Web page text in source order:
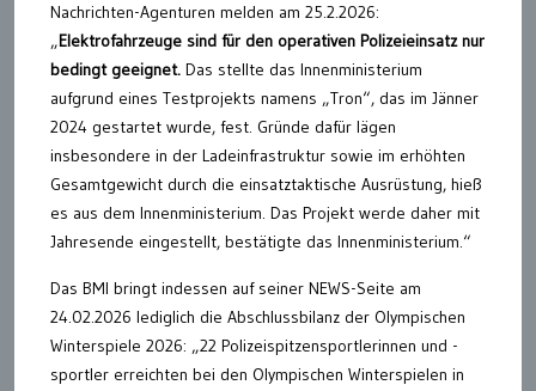
Nachrichten-Agenturen melden am 25.2.2026:
„Elektrofahrzeuge sind für den operativen Polizeieinsatz nur
bedingt geeignet. Das stellte das Innenministerium
aufgrund eines Testprojekts namens „Tron“, das im Jänner
2024 gestartet wurde, fest. Gründe dafür lägen
insbesondere in der Ladeinfrastruktur sowie im erhöhten
Gesamtgewicht durch die einsatztaktische Ausrüstung, hieß
es aus dem Innenministerium. Das Projekt werde daher mit
Jahresende eingestellt, bestätigte das Innenministerium.“
Das BMI bringt indessen auf seiner NEWS-Seite am
24.02.2026 lediglich die Abschlussbilanz der Olympischen
Winterspiele 2026: „22 Polizeispitzensportlerinnen und -
sportler erreichten bei den Olympischen Winterspielen in